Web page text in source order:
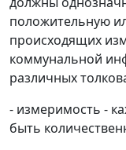
положительную
происходящих
коммунальной
различных
- измеримость -
быть